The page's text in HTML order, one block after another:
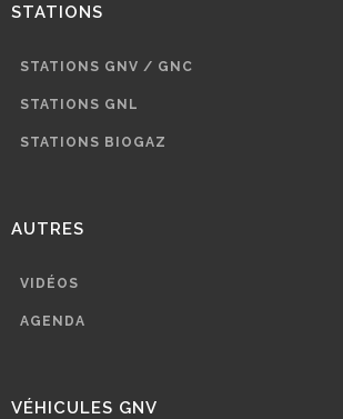
STATIONS
STATIONS GNV / GNC
STATIONS GNL
STATIONS BIOGAZ
AUTRES
VIDÉOS
AGENDA
VÉHICULES GNV